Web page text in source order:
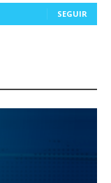
SEGUIR